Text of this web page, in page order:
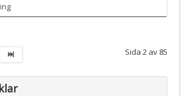
Sida 2 av 85